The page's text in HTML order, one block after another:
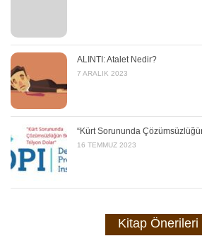
ALINTI: Atalet Nedir?
7 ARALIK 2023
“Kürt Sorununda
16 TEMMUZ 2023
Kitap Önerileri